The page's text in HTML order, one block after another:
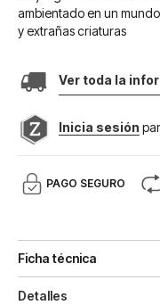
ambientado en un
y extrañas criaturas
Ver toda la
Inicia sesión
PAGO SEGURO
Ficha técnica
Detalles